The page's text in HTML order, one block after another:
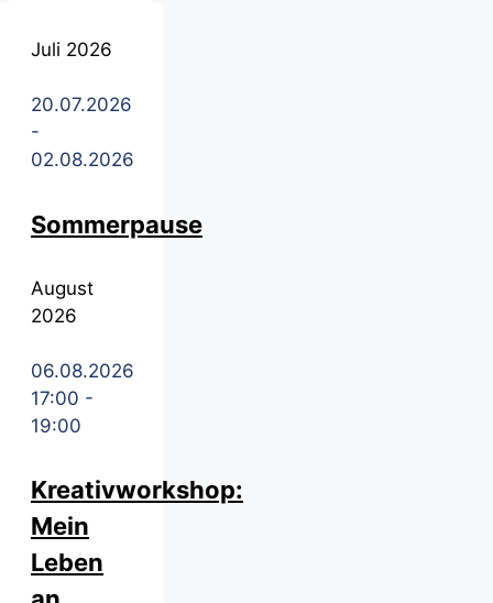
Juli 2026
20.07.2026
-
02.08.2026
Sommerpause
August
2026
06.08.2026
17:00 -
19:00
Kreativworkshop:
Mein
Leben